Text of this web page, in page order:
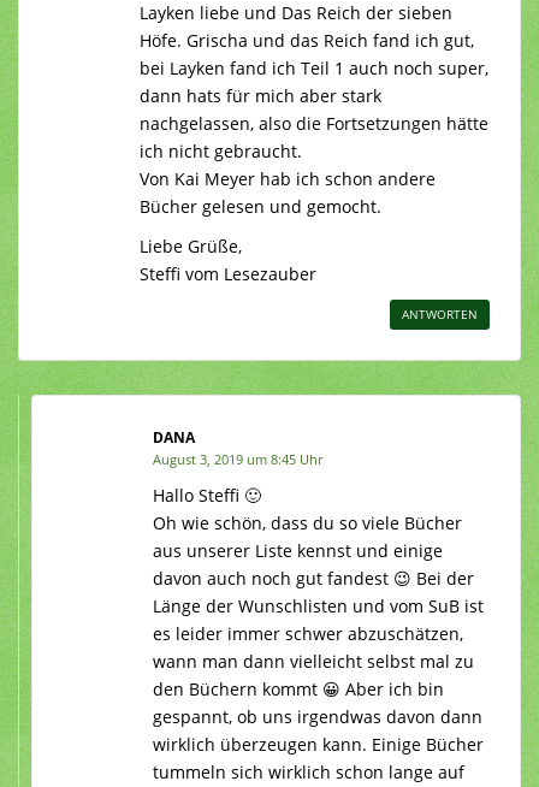
Layken liebe und Das Reich der sieben
Höfe. Grischa und das Reich fand ich gut,
bei Layken fand ich Teil 1 auch noch super,
dann hats für mich aber stark
nachgelassen, also die Fortsetzungen hätte
ich nicht gebraucht.
Von Kai Meyer hab ich schon andere
Bücher gelesen und gemocht.
Liebe Grüße,
Steffi vom Lesezauber
ANTWORTEN
DANA
August 3, 2019 um 8:45 Uhr
Hallo Steffi 🙂
Oh wie schön, dass du so viele Bücher
aus unserer Liste kennst und einige
davon auch noch gut fandest 😉 Bei der
Länge der Wunschlisten und vom SuB ist
es leider immer schwer abzuschätzen,
wann man dann vielleicht selbst mal zu
den Büchern kommt 😀 Aber ich bin
gespannt, ob uns irgendwas davon dann
wirklich überzeugen kann. Einige Bücher
tummeln sich wirklich schon lange auf